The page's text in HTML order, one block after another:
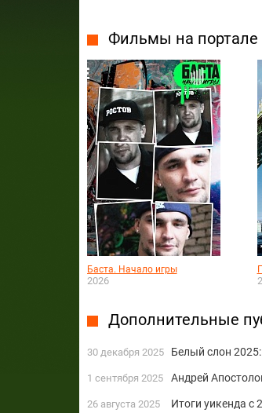
Фильмы на
Баста. Начало игры
2026
Дополнительные
30 декабря 2025 Белый слон
1 сентября 2025 Андрей
26 августа 2025 Итоги уикенда с